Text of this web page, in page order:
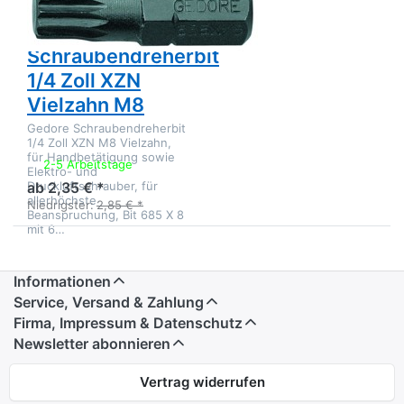
GEDORE
Gedore
Schraubendreherbit
1/4 Zoll XZN
Vielzahn M8
Gedore Schraubendreherbit
1/4 Zoll XZN M8 Vielzahn,
für Handbetätigung sowie
Elektro- und
Druckluftschrauber, für
allerhöchste
Beanspruchung, Bit 685 X 8
mit 6…
2-5 Arbeitstage
ab 2,35 € *
Niedrigster:2,85 € *
Informationen
Service, Versand & Zahlung
Firma, Impressum & Datenschutz
Newsletter abonnieren
Vertrag widerrufen